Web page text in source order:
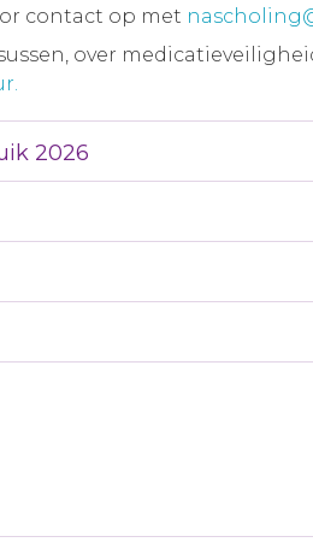
contact op met
over
2026